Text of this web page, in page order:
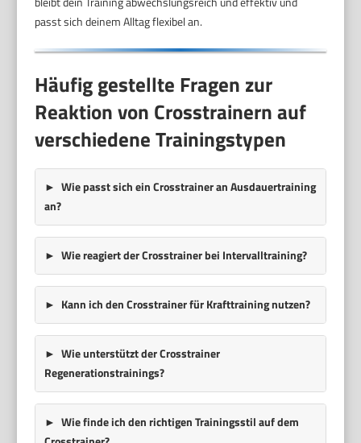
passt sich deinem Alltag flexibel an.
Häufig gestellte Fragen zur
Reaktion von Crosstrainern auf
verschiedene Trainingstypen
Wie passt sich ein Crosstrainer an Ausdauertraining
an?
Wie reagiert der Crosstrainer bei Intervalltraining?
Kann ich den Crosstrainer für Krafttraining nutzen?
Wie unterstützt der Crosstrainer
Regenerationstrainings?
Wie finde ich den richtigen Trainingsstil auf dem